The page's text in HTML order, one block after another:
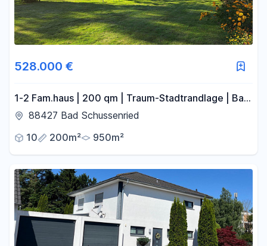
528.000 €
1-2 Fam.haus | 200 qm | Traum-Stadtrandlage | Bad
Schussenried – Ruhe, Natur, Weitblick | prov.frei
88427 Bad Schussenried
10
200m² 950m²